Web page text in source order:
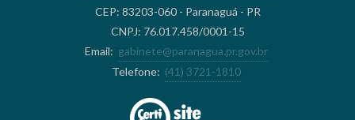
CEP: 83203-060 - Paranaguá - PR
CNPJ: 76.017.458/0001-15
Email: gabinete@paranagua.pr.gov.br
Telefone: (41) 3721-1810